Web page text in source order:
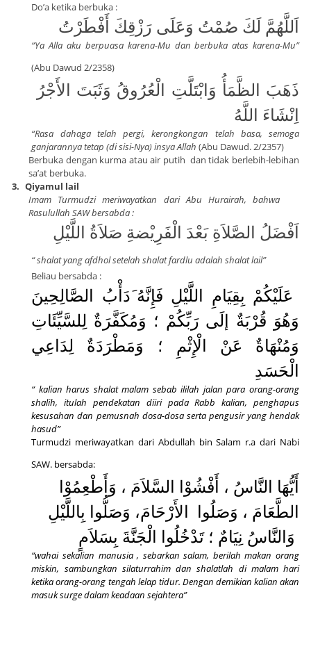
Do’a ketika berbuka :
اَللَّهُمَّ لَكَ صُمْتُ وَعَلَى رَزْقِكَ أَفْطَرْتُ
“Ya Alla aku berpuasa karena-Mu dan berbuka atas karena-Mu”
(Abu Dawud 2/2358)
ذَهَبَ الظَّمَأُ وَابْتَلَّتِ الْعُرُوقُ وَثَبَتَ الأَجْرُ
اِنْشَاءَ اللَّهُ
“Rasa dahaga telah pergi, kerongkongan telah basa, semoga
ganjarannya tetap (di sisi-Nya) insya Allah(Abu Dawud. 2/2357)
Berbuka dengan kurma atau air putih dan tidak berlebih-lebihan
sa’at berbuka.
3. Qiyamul lail
Imam Turmudzi meriwayatkan dari Abu Hurairah, bahwa
Rasulullah SAW bersabda :
اَفْضَلُ الصَّلاَةِ بَعْدَ الْفَرِيْضةِ صَلاَةُ اللَّيْلِ
“ shalat yang afdhol setelah shalat fardlu adalah shalat lail”
Beliau bersabda :
عَلَيْكُمْ بِقِيَامِ اللَّيْلِ فَإِنَّهُ َدَأْبُ الصَّالِحِينَ
وَهُوَ قُرْبَةٌ إلَى رَبِّكُمْ ؛ وَمُكَفَّرَةٌ لِلسَّيِّئَاتِ
وَمُنْهَاةٌ عَنْ الْإِثْمِ ؛ وَمَطْرَدَةٌ لِدَاعِي
الْحَسَدِ
“ kalian harus shalat malam sebab ililah jalan para orang-orang
shalih, itulah pendekatan diiri pada Rabb kalian, penghapus
kesusahan dan pemusnah dosa-dosa serta pengusir yang hendak
hasud”
Turmudzi meriwayatkan dari Abdullah bin Salam r.a dari Nabi
SAW. bersabda:
أَيُّهَا النَّاسُ ، أَفْشُوْا السَّلاَمَ ، وَأَطْعِمُوْا
الطَّعَامَ ، وَصَلُوا الأَرْحَامَ، وَصَلُّوا بِاللَّيْلِ
وَالنَّاسُ نِيَامٌ ؛ تَدْخُلُوا الْجَنَّةَ بِسَلاَمٍ
“wahai sekalian manusia , sebarkan salam, berilah makan orang
miskin, sambungkan silaturrahim dan shalatlah di malam hari
ketika orang-orang tengah lelap tidur. Dengan demikian kalian akan
masuk surge dalam keadaan sejahtera”